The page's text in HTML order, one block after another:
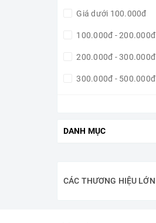
Giá dưới 100.000đ
100.000đ - 200.000đ
200.000đ - 300.000đ
300.000đ - 500.000đ
DANH MỤC
CÁC THƯƠNG HIỆU LỚN